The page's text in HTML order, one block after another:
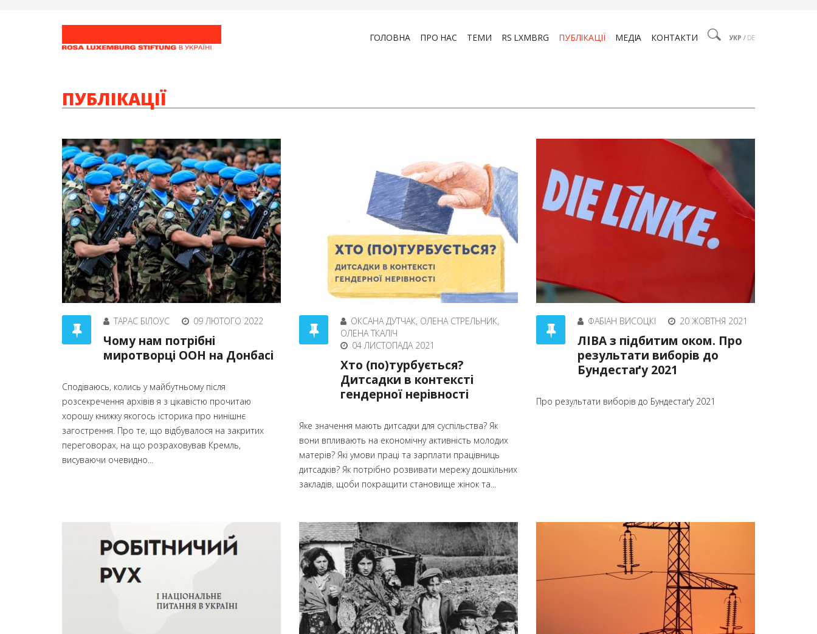
УКР / DE
ГОЛОВНА ПРО НАС ТЕМИ RS LXMBRG ПУБЛІКАЦІЇ МЕДІА КОНТАКТИ
ПУБЛІКАЦІЇ
ТАРАС БІЛОУС 09 ЛЮТОГО 2022
Чому нам потрібні
миротворці ООН на Донбасі
Сподіваюсь, колись у майбутньому після
розсекречення архівів я з цікавістю прочитаю
хорошу книжку якогось історика про нинішнє
загострення. Про те, що відбувалося на закритих
переговорах, на що розраховував Кремль,
висуваючи очевидно...
ОКСАНА ДУТЧАК, ОЛЕНА СТРЕЛЬНИК,
ОЛЕНА ТКАЛІЧ
04 ЛИСТОПАДА 2021
Хто (по)турбується?
Дитсадки в контексті
гендерної нерівності
Яке значення мають дитсадки для суспільства? Як
вони впливають на економічну активність молодих
матерів? Які умови праці та зарплати працівниць
дитсадків? Як потрібно розвивати мережу дошкільних
закладів, щоби покращити становище жінок та...
ФАБІАН ВИСОЦКІ 20 ЖОВТНЯ 2021
ЛІВА з підбитим оком. Про
результати виборів до
Бундестаґу 2021
Про результати виборів до Бундестаґу 2021